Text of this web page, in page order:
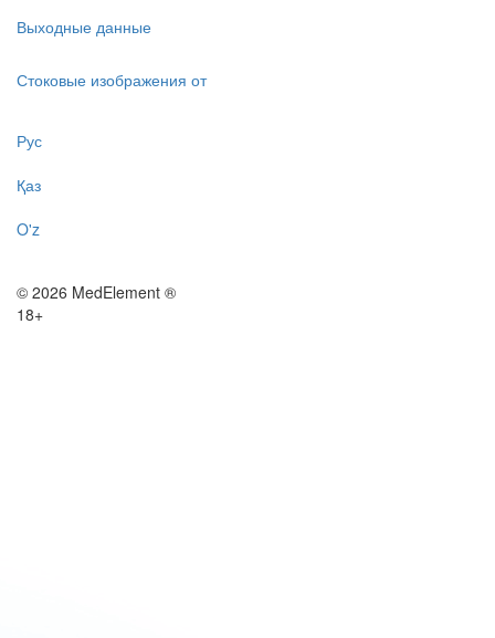
Выходные данные
Стоковые изображения от
Рус
Қаз
O'z
© 2026 MedElement ®
18+